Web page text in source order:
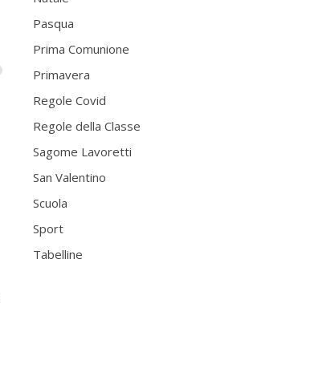
Pasqua
Prima Comunione
Primavera
Regole Covid
Regole della Classe
Sagome Lavoretti
San Valentino
Scuola
Sport
Tabelline